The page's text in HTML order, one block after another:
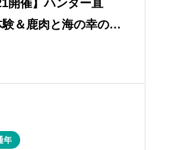
開催】ハンター直
＆鹿肉と海の幸の
年